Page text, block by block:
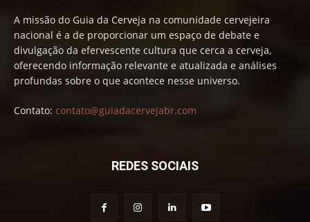
A missão do Guia da Cerveja na comunidade cervejeira
nacional é a de proporcionar um espaço de debate e
divulgação da efervescente cultura que cerca a cerveja,
oferecendo informação relevante e atualizada e análises
profundas sobre o que acontece nesse universo.
Contato: contato@guiadacervejabr.com
REDES SOCIAIS